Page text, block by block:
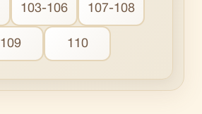
103-106 107-108
109 110